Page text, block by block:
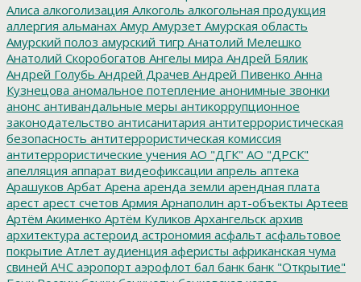
Алиса алкоголизация Алкоголь алкогольная продукция
аллергия альманах Амур Амурзет Амурская область
Амурский полоз амурский тигр Анатолий Мелешко
Анатолий Скоробогатов Ангелы мира Андрей Бялик
Андрей Голубь Андрей Драчев Андрей Пивенко Анна
Кузнецова аномальное потепление анонимные звонки
анонс антивандальные меры антикоррупционное
законодательство антисанитария антитеррористическая
безопасность антитеррористическая комиссия
антитеррористические учения АО "ДГК" АО "ДРСК"
апелляция аппарат видеофиксации апрель аптека
Арашуков Арбат Арена аренда земли арендная плата
арест арест счетов Армия Арнаполин арт-объекты Артеев
Артём Акименко Артём Куликов Архангельск архив
архитектура астероид астрономия асфальт асфальтовое
покрытие Атлет аудиенция аферисты африканская чума
свиней АЧС аэропорт аэрофлот бал банк банк "Открытие"